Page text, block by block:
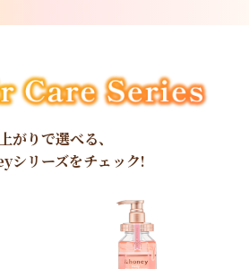
がりで選べる、
リーズをチェック!